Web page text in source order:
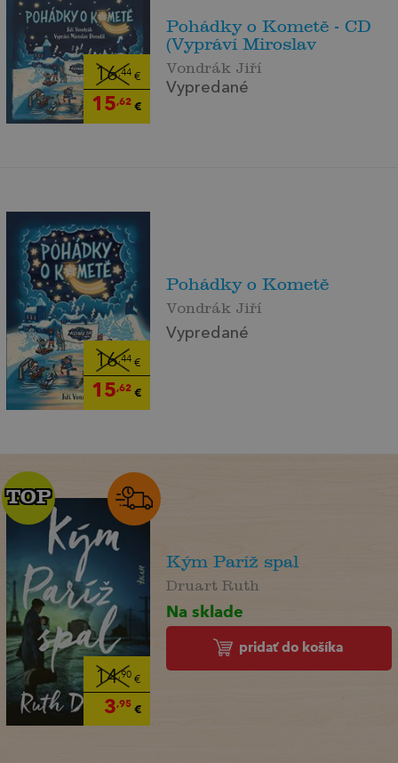
16,44€
15,62€
Pohádky o Kometě - CD
(Vypráví Miroslav
Vondrák Jiří
Vypredané
16,44€
15,62€
Pohádky o Kometě
Vondrák Jiří
Vypredané
14,90€
3,95€
TOP
TOP
Kým Paríž spal
Druart Ruth
Na sklade
pridať do košíka